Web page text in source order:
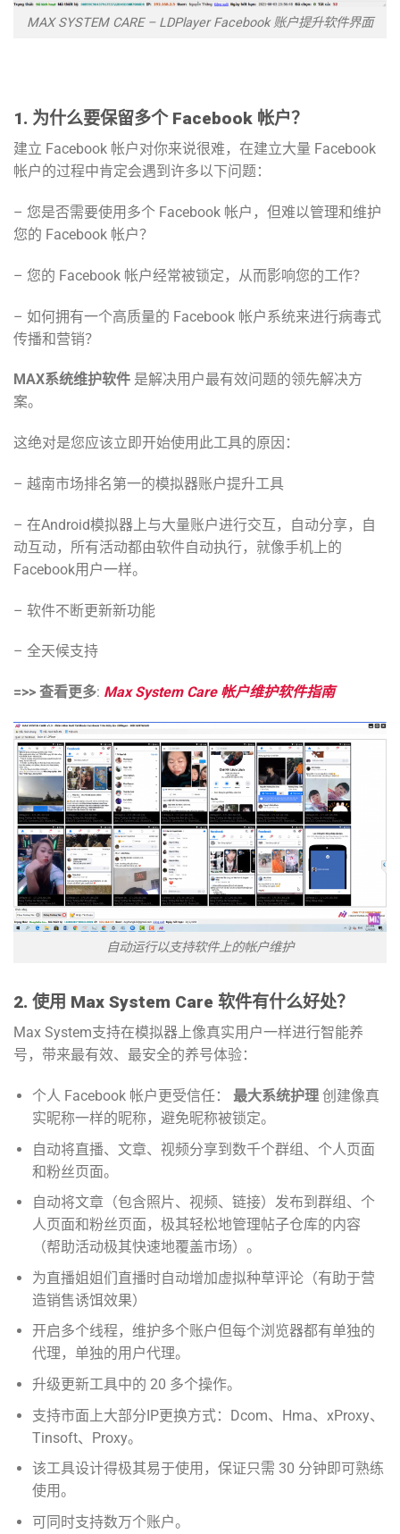
MAX SYSTEM CARE – LDPlayer Facebook 账户提升软件界面
1. 为什么要保留多个 Facebook 帐户？
建立 Facebook 帐户对你来说很难，在建立大量 Facebook
帐户的过程中肯定会遇到许多以下问题：
– 您是否需要使用多个 Facebook 帐户，但难以管理和维护
您的 Facebook 帐户？
– 您的 Facebook 帐户经常被锁定，从而影响您的工作？
– 如何拥有一个高质量的 Facebook 帐户系统来进行病毒式
传播和营销？
MAX系统维护软件 是解决用户最有效问题的领先解决方
案。
这绝对是您应该立即开始使用此工具的原因：
– 越南市场排名第一的模拟器账户提升工具
– 在Android模拟器上与大量账户进行交互，自动分享，自
动互动，所有活动都由软件自动执行，就像手机上的
Facebook用户一样。
– 软件不断更新新功能
– 全天候支持
=>> 查看更多: Max System Care 帐户维护软件指南
自动运行以支持软件上的帐户维护
2. 使用 Max System Care 软件有什么好处？
Max System支持在模拟器上像真实用户一样进行智能养
号，带来最有效、最安全的养号体验：
个人 Facebook 帐户更受信任： 最大系统护理创建像真
实昵称一样的昵称，避免昵称被锁定。
自动将直播、文章、视频分享到数千个群组、个人页面
和粉丝页面。
自动将文章（包含照片、视频、链接）发布到群组、个
人页面和粉丝页面，极其轻松地管理帖子仓库的内容
（帮助活动极其快速地覆盖市场）。
为直播姐姐们直播时自动增加虚拟种草评论（有助于营
造销售诱饵效果）
开启多个线程，维护多个账户但每个浏览器都有单独的
代理，单独的用户代理。
升级更新工具中的 20 多个操作。
支持市面上大部分IP更换方式：Dcom、Hma、xProxy、
Tinsoft、Proxy。
该工具设计得极其易于使用，保证只需 30 分钟即可熟练
使用。
可同时支持数万个账户。